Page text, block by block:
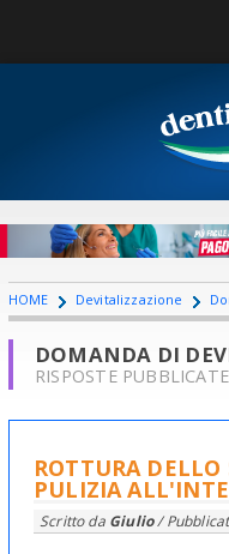
HOME Devitalizzazione
DOMANDA DI
RISPOSTE
ROTTURA
PULIZIA
Scritto da Giulio/